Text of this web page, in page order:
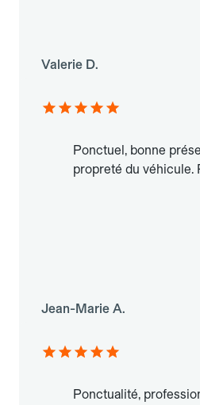
Valerie D.
Ponctuel, bonne
propreté du véhicule.
Jean-Marie A.
Ponctualité,